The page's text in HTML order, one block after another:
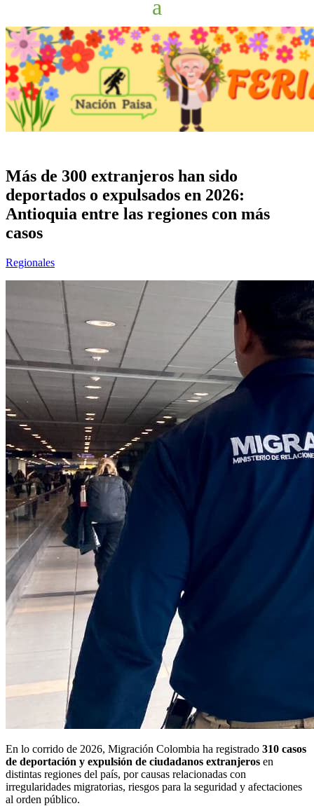
Más de 300 extranjeros han sido
deportados o expulsados en 2026:
Antioquia entre las regiones con más
casos
Regionales
En lo corrido de 2026, Migración Colombia ha registrado 310 casos
de deportación y expulsión de ciudadanos extranjeros en
distintas regiones del país, por causas relacionadas con
irregularidades migratorias, riesgos para la seguridad y afectaciones
al orden público.